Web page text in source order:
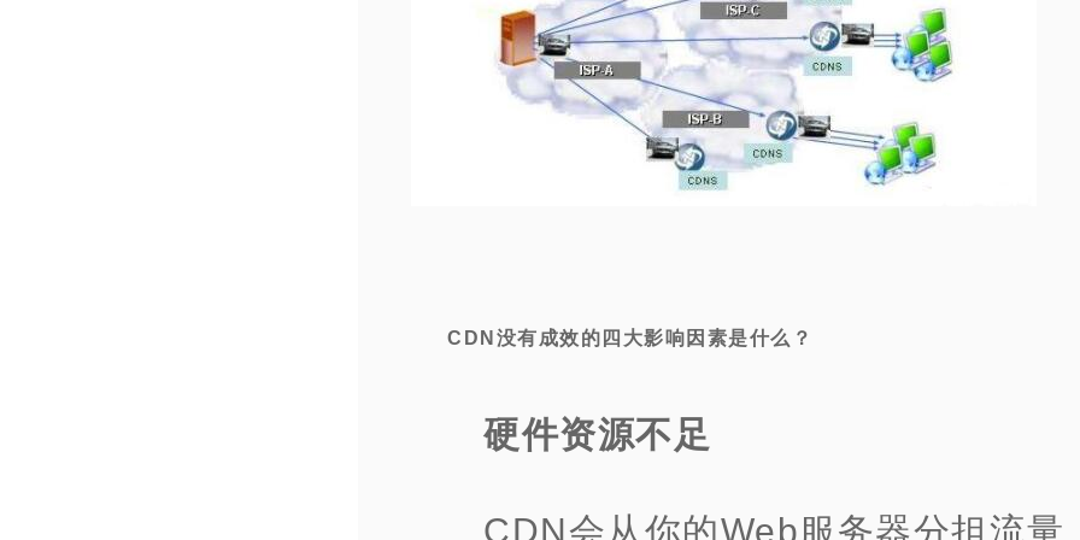
CDN没有成效的四大影响因素是什么？
硬件资源不足
CDN会从你的Web服务器分担流量